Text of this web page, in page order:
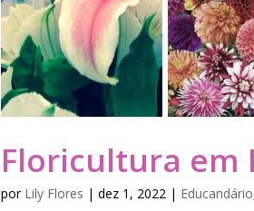
Floricultura em
por Lily Flores |dez 1, 2022 | Educandário